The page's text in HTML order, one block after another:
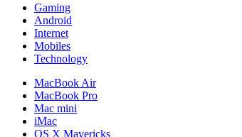
Gaming
Android
Internet
Mobiles
Technology
MacBook Air
MacBook Pro
Mac mini
iMac
OS X Mavericks